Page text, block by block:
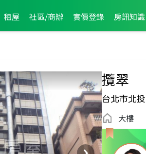
租屋 社區/商辦 實價登錄 房訊知識
攬翠
台北市北
大樓